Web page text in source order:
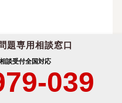
題専用相談窓口
談受付全国対応
039
してみる